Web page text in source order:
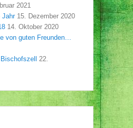
2021
Jahr 15. Dezember 2020
14. Oktober 2020
von guten Freunden…
22.